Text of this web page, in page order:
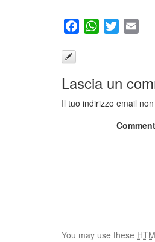
FacebookWhatsApp
Twitter
Lascia un
Il tuo indirizzo email
You may use these